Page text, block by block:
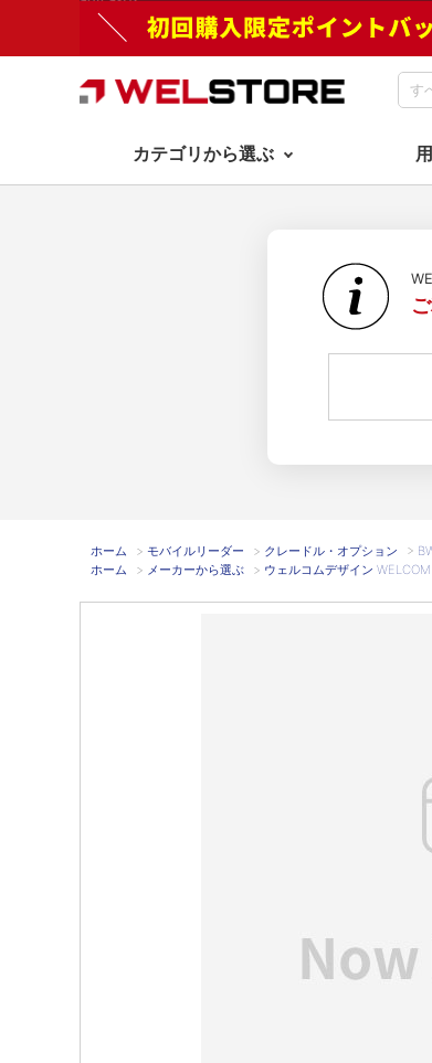
カテゴリから選ぶ
ホーム > モバイルリーダー > クレードル・オプション >
ホーム
> メーカーから選ぶ > ウェルコムデザイン